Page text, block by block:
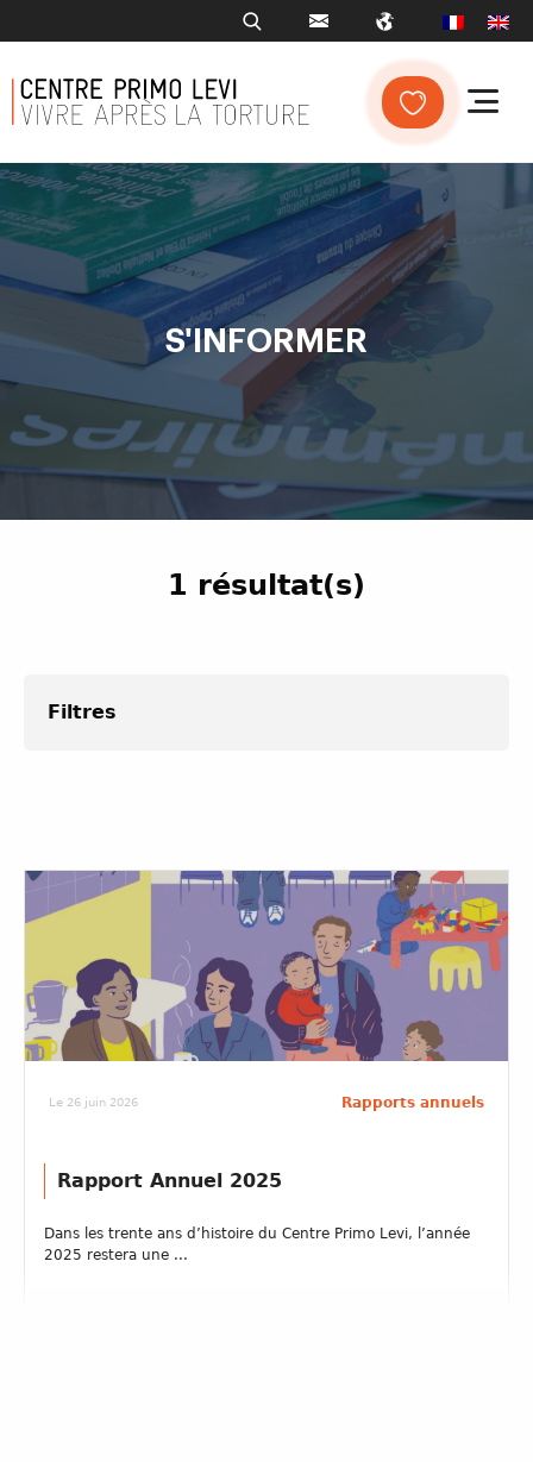
S'INFORMER
1 résultat(s)
Filtres
Le 26 juin 2026 Rapports annuels
Rapport Annuel 2025
Dans les trente ans d’histoire du Centre Primo Levi, l’année
2025 restera une ...